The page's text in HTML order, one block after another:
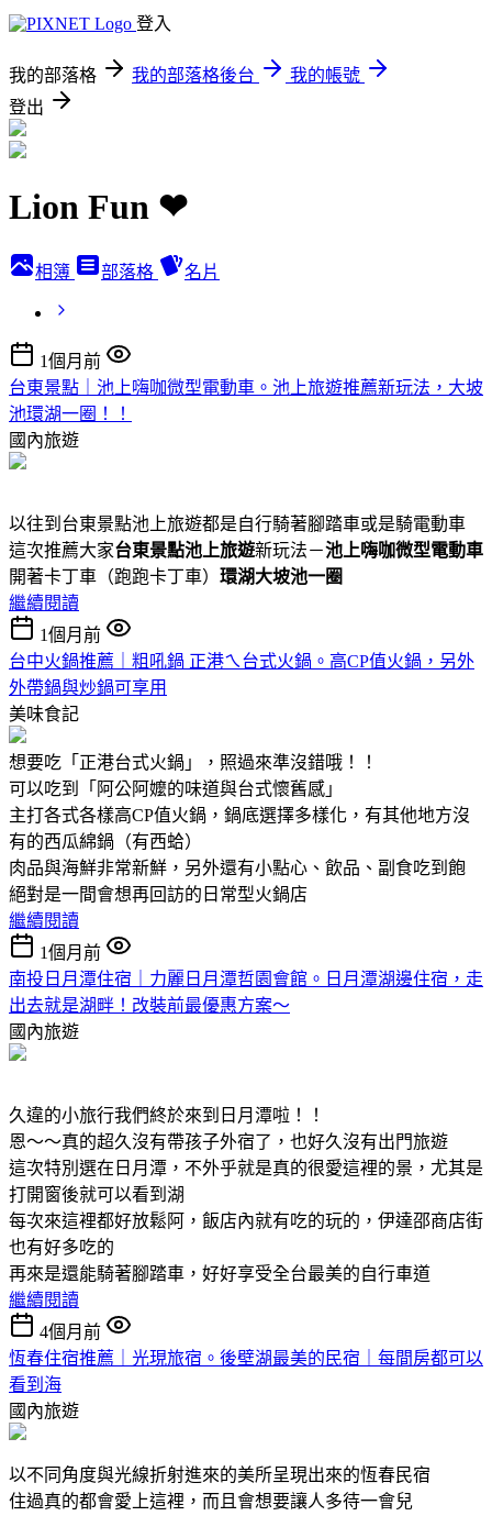
登入
我的部落格 我的部落格後台
我的帳號
登出
Lion Fun ❤
相簿 部落格 名片
1個月前
台東景點｜池上嗨咖微型電動車。池上旅遊推薦新玩法，大坡
池環湖一圈！！
國內旅遊
以往到台東景點池上旅遊都是自行騎著腳踏車或是騎電動車
這次推薦大家台東景點池上旅遊新玩法－池上嗨咖微型電動車
開著卡丁車（跑跑卡丁車） 環湖大坡池一圈
繼續閱讀
1個月前
台中火鍋推薦｜粗吼鍋 正港ㄟ台式火鍋。高CP值火鍋，另外
外帶鍋與炒鍋可享用
美味食記
想要吃「正港台式火鍋」，照過來準沒錯哦！！
可以吃到「阿公阿嬤的味道與台式懷舊感」
主打各式各樣高CP值火鍋，鍋底選擇多樣化，有其他地方沒
有的西瓜綿鍋（有西蛤）
肉品與海鮮非常新鮮，另外還有小點心、飲品、副食吃到飽
絕對是一間會想再回訪的日常型火鍋店
繼續閱讀
1個月前
南投日月潭住宿｜力麗日月潭哲園會館。日月潭湖邊住宿，走
出去就是湖畔！改裝前最優惠方案～
國內旅遊
久違的小旅行我們終於來到日月潭啦！！
恩～～真的超久沒有帶孩子外宿了，也好久沒有出門旅遊
這次特別選在日月潭，不外乎就是真的很愛這裡的景，尤其是
打開窗後就可以看到湖
每次來這裡都好放鬆阿，飯店內就有吃的玩的，伊達邵商店街
也有好多吃的
再來是還能騎著腳踏車，好好享受全台最美的自行車道
繼續閱讀
4個月前
恆春住宿推薦｜光現旅宿。後壁湖最美的民宿｜每間房都可以
看到海
國內旅遊
以不同角度與光線折射進來的美所呈現出來的恆春民宿
住過真的都會愛上這裡，而且會想要讓人多待一會兒